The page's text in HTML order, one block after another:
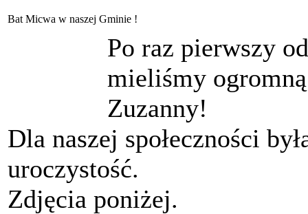
Bat Micwa w naszej Gminie !
Po raz pierwszy
mieliśmy
Zuzanny!
Dla naszej społeczności
uroczystość.
Zdjęcia poniżej.